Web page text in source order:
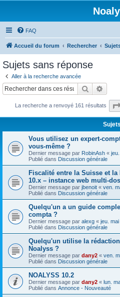
FAQ
Accueil du forum Rechercher
Sujets sans réponse
Aller à la recherche avancée
Rechercher
La recherche a renvoyé 161 résultats
Sujets
Vous utilisez un expert-
vous-même ?
Dernier message par RobinAsh «
Publié dans Discussion générale
Fiscalité entre la Suisse et la
10.x – instance web multi-
Dernier message par jbenoit « ven.
Publié dans Discussion générale
Quelqu'un a un guide
compta ?
Dernier message par alexg « jeu.
Publié dans Discussion générale
Quelqu'un utilise la
Noalyss ?
Dernier message par dany2 « ven.
Publié dans Discussion générale
NOALYSS 10.2
Dernier message par dany2 « lun.
Publié dans Annonce - Nouveauté